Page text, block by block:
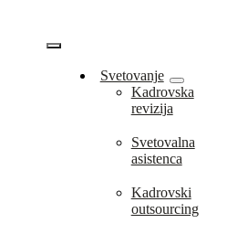
content
Vklopi/Izklopi
navigacijo
Svetovanje
Kadrovska
revizija
Svetovalna
asistenca
Kadrovski
outsourcing